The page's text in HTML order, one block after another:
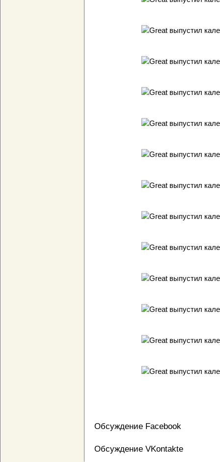
Обсуждение Facebook
Обсуждение VKontakte